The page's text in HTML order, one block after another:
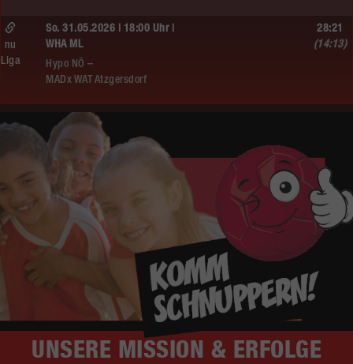
So. 31.05.2026 | 18:00 Uhr |
WHA ML
Hypo NÖ –
MADx WAT Atzgersdorf
nu
Liga
28:21
(14:13)
UNSERE MISSION & ERFOLGE